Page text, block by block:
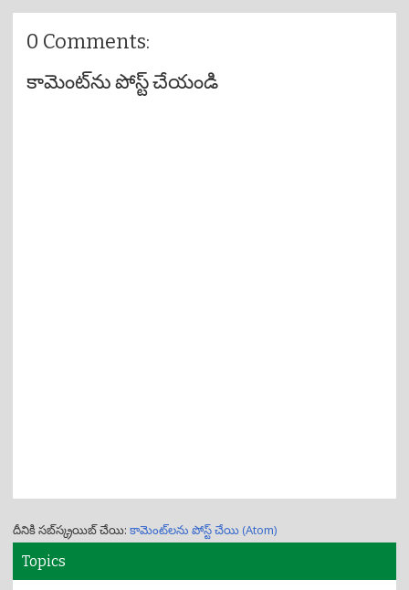
0 Comments:
కామెంట్‌ను పోస్ట్ చేయండి
దీనికి సబ్‌స్క్రయిబ్ చేయి: కామెంట్‌లను పోస్ట్ చేయి (Atom)
Topics